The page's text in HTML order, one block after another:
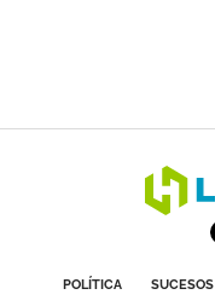
POLÍTICA SUCESOS